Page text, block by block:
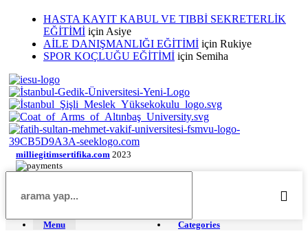
HASTA KAYIT KABUL VE TIBBİ SEKRETERLİK
EĞİTİMİ için Asiye
AİLE DANIŞMANLIĞI EĞİTİMİ için Rukiye
SPOR KOÇLUĞU EĞİTİMİ için Semiha
milliegitimsertifika.com 2023
Menu Categories